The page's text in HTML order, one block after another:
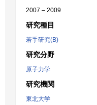
2007 – 2009
研究種目
若手研究(B)
研究分野
原子力学
研究機関
東北大学